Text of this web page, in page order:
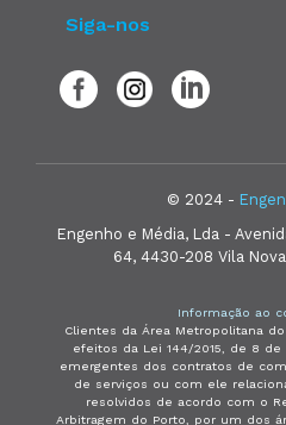
Siga-nos
© 2024 -
Engenho e Média, Lda -
64, 4430-208 Vila
Informação ao
Clientes da Área Metropolitana
efeitos da Lei 144/2015, de 8
emergentes dos contratos de
de serviços ou com ele
resolvidos de acordo com o
Arbitragem do Porto, por um dos